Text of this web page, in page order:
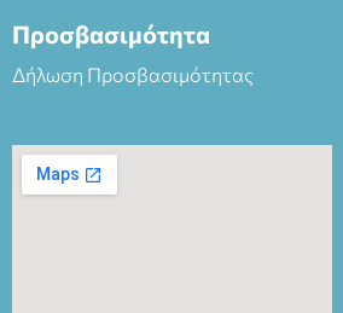
Προσβασιμότητα
Δήλωση Προσβασιμότητας